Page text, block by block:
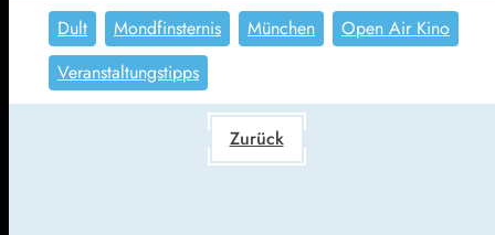
Dult Mondfinsternis München
Open Air Kino
Veranstaltungstipps
Zurück